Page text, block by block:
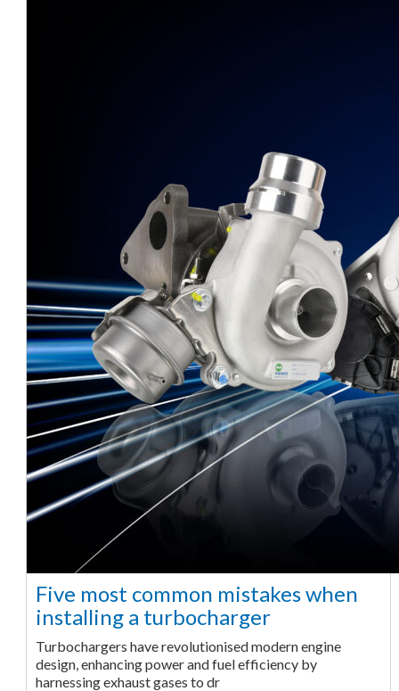
Five most common mistakes when
installing a turbocharger
Turbochargers have revolutionised modern engine
design, enhancing power and fuel efficiency by
harnessing exhaust gases to dr